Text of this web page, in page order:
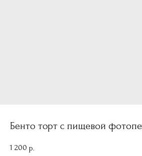
Бенто торт с пищевой
1 200 р.